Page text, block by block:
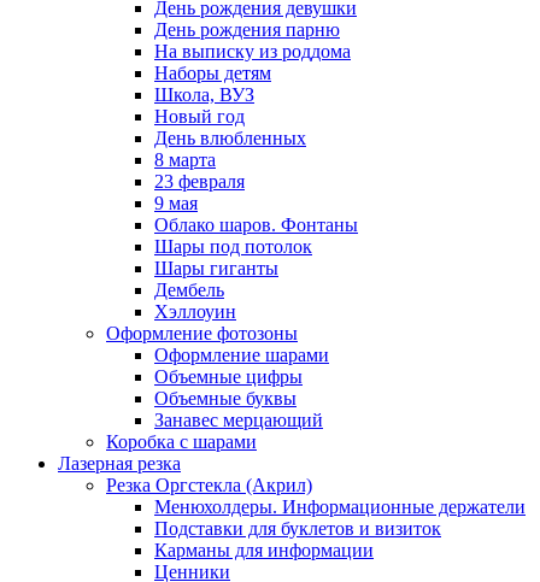
День рождения девушки
День рождения парню
На выписку из роддома
Наборы детям
Школа, ВУЗ
Новый год
День влюбленных
8 марта
23 февраля
9 мая
Облако шаров. Фонтаны
Шары под потолок
Шары гиганты
Дембель
Хэллоуин
Оформление фотозоны
Оформление шарами
Объемные цифры
Объемные буквы
Занавес мерцающий
Коробка с шарами
Лазерная резка
Резка Оргстекла (Акрил)
Менюхолдеры. Информационные держатели
Подставки для буклетов и визиток
Карманы для информации
Ценники